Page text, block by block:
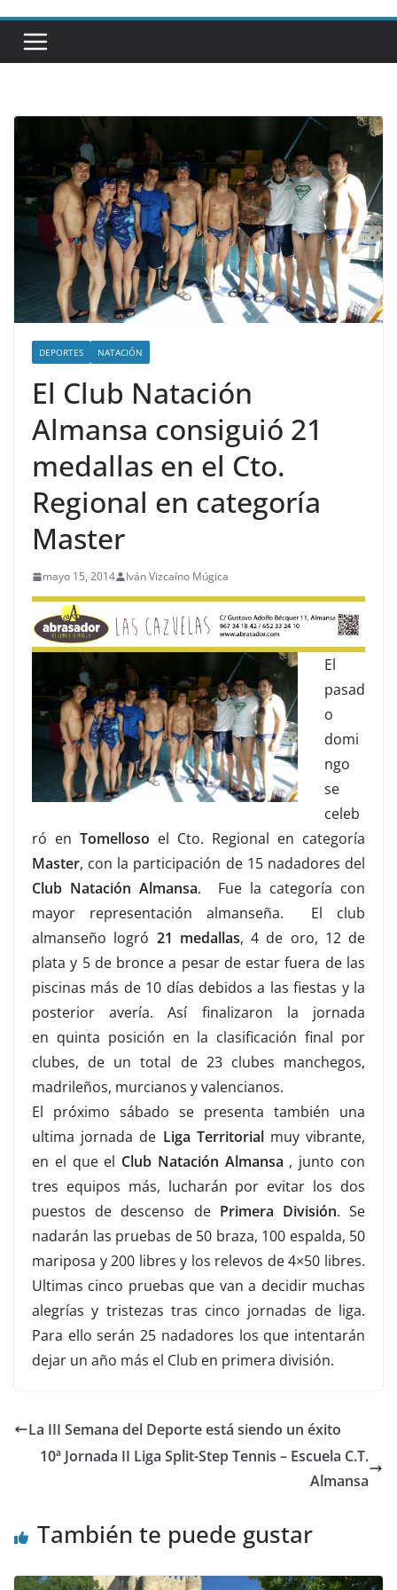
DEPORTES NATACIÓN
El Club Natación
Almansa consiguió 21
medallas en el Cto.
Regional en categoría
Master
mayo 15, 2014 Iván Vizcaíno Múgica
El
pasad
o
domi
ngo
se
celeb
ró en Tomelloso el Cto. Regional en categoría
Master, con la participación de 15 nadadores del
Club Natación Almansa. Fue la categoría con
mayor representación almanseña. El club
almanseño logró 21 medallas, 4 de oro, 12 de
plata y 5 de bronce a pesar de estar fuera de las
piscinas más de 10 días debidos a las fiestas y la
posterior avería. Así finalizaron la jornada
en quinta posición en la clasificación final por
clubes, de un total de 23 clubes manchegos,
madrileños, murcianos y valencianos.
El próximo sábado se presenta también una
ultima jornada de Liga Territorialmuy vibrante,
en el que el Club Natación Almansa , junto con
tres equipos más, lucharán por evitar los dos
puestos de descenso de Primera División. Se
nadarán las pruebas de 50 braza, 100 espalda, 50
mariposa y 200 libres y los relevos de 4×50 libres.
Ultimas cinco pruebas que van a decidir muchas
alegrías y tristezas tras cinco jornadas de liga.
Para ello serán 25 nadadores los que intentarán
dejar un año más el Club en primera división.
La III Semana del Deporte está siendo un éxito
10ª Jornada II Liga Split-Step Tennis – Escuela C.T.
Almansa
También te puede gustar